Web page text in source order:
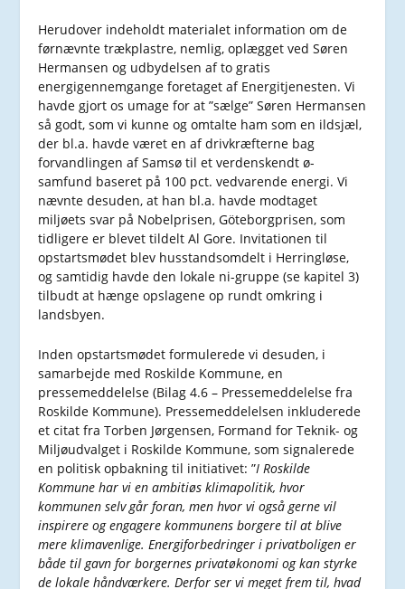
Herudover indeholdt materialet information om de
førnævnte trækplastre, nemlig, oplægget ved Søren
Hermansen og udbydelsen af to gratis
energigennemgange foretaget af Energitjenesten. Vi
havde gjort os umage for at ”sælge” Søren Hermansen
så godt, som vi kunne og omtalte ham som en ildsjæl,
der bl.a. havde været en af drivkræfterne bag
forvandlingen af Samsø til et verdenskendt ø-
samfund baseret på 100 pct. vedvarende energi. Vi
nævnte desuden, at han bl.a. havde modtaget
miljøets svar på Nobelprisen, Göteborgprisen, som
tidligere er blevet tildelt Al Gore. Invitationen til
opstartsmødet blev husstandsomdelt i Herringløse,
og samtidig havde den lokale ni-gruppe (se kapitel 3)
tilbudt at hænge opslagene op rundt omkring i
landsbyen.
Inden opstartsmødet formulerede vi desuden, i
samarbejde med Roskilde Kommune, en
pressemeddelelse (Bilag 4.6 – Pressemeddelelse fra
Roskilde Kommune). Pressemeddelelsen inkluderede
et citat fra Torben Jørgensen, Formand for Teknik- og
Miljøudvalget i Roskilde Kommune, som signalerede
en politisk opbakning til initiativet: ”I Roskilde
Kommune har vi en ambitiøs klimapolitik, hvor
kommunen selv går foran, men hvor vi også gerne vil
inspirere og engagere kommunens borgere til at blive
mere klimavenlige. Energiforbedringer i privatboligen er
både til gavn for borgernes privatøkonomi og kan styrke
de lokale håndværkere. Derfor ser vi meget frem til, hvad